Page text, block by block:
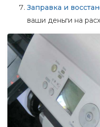
Заправка и
ваши деньги на